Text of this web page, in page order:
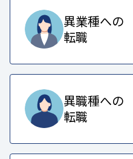
異業種への
転職
異職種への
転職